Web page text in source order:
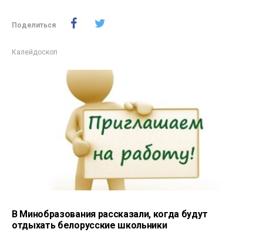
Поделиться
Калейдоскоп
В Минобразования рассказали, когда будут
отдыхать белорусские школьники